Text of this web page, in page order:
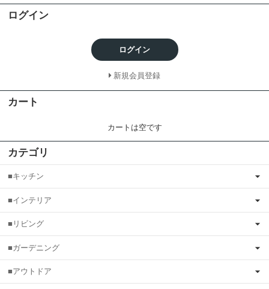
ログイン
ログイン
新規会員登録
カート
カートは空です
カテゴリ
■キッチン
■インテリア
■リビング
■ガーデニング
■アウトドア